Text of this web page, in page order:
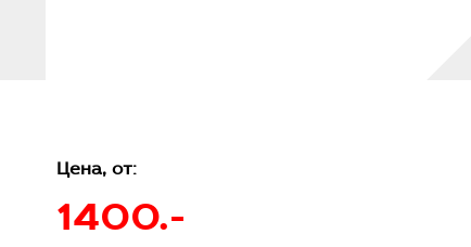
Цена, от:
1400.-